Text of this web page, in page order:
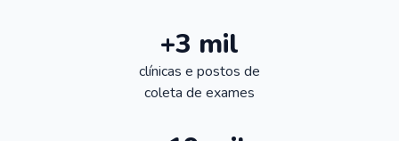
+3 mil
clínicas e postos de
coleta de exames